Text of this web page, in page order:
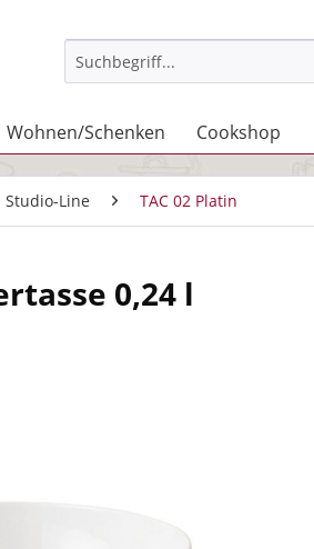
Wohnen/Schenken Cookshop
Studio-Line TAC 02 Platin
0,24 l